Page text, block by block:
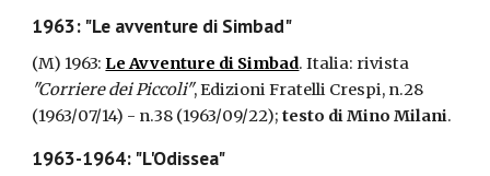
1963: "Le avventure di Simbad"
(M) 1963:Le Avventure di Simbad. Italia: rivista
"Corriere dei Piccoli", Edizioni Fratelli Crespi, n.28
(1963/07/14) - n.38 (1963/09/22);testo di Mino Milani.
1963-1964: "L'Odissea"